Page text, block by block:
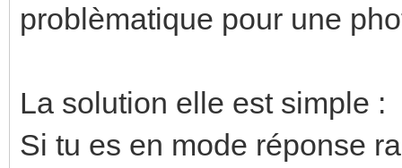
problèmatique pour une
La solution elle est simple :
Si tu es en mode réponse